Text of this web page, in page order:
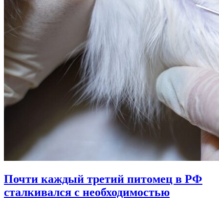
Почти каждый третий питомец в РФ
сталкивался с необходимостью